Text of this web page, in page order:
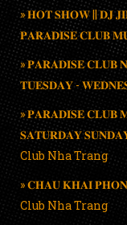
» 𝐇𝐎𝐓 𝐒𝐇𝐎𝐖 || 𝐃𝐉
𝐏𝐀𝐑𝐀𝐃𝐈𝐒𝐄 𝐂𝐋𝐔𝐁
» 𝐏𝐀𝐑𝐀𝐃𝐈𝐒𝐄 𝐂𝐋𝐔𝐁
𝐓𝐔𝐄𝐒𝐃𝐀𝐘 -
» 𝐏𝐀𝐑𝐀𝐃𝐈𝐒𝐄 𝐂𝐋𝐔𝐁
𝐒𝐀𝐓𝐔𝐑𝐃𝐀𝐘 𝐒𝐔𝐍𝐃𝐀𝐘
Club Nha Trang
» 𝐂𝐇𝐀𝐔 𝐊𝐇𝐀𝐈
Club Nha Trang